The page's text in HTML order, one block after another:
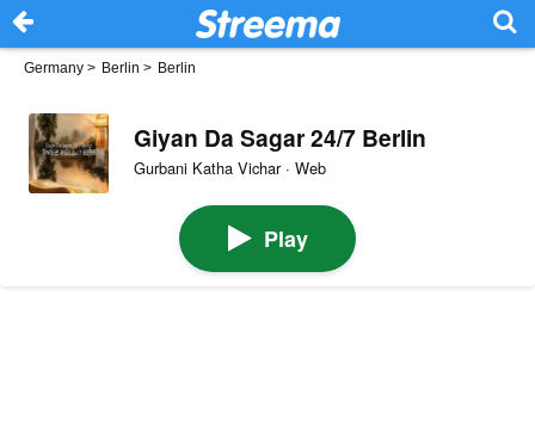
Germany > Berlin > Berlin
Giyan Da Sagar 24/7 Berlin
Gurbani Katha Vichar · Web
Play